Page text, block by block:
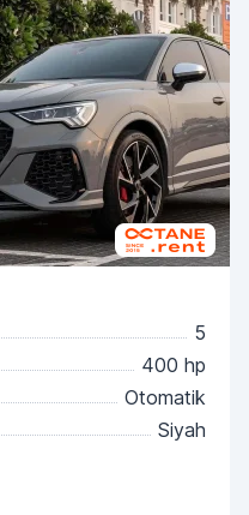
5
400 hp
Otomatik
Siyah